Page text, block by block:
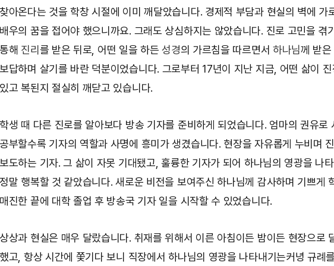
찾아온다는 것을 학창 시절에 이미 깨달았습니다. 경제적 부담과 현실의 벽에 가
배우의 꿈을 접어야 했으니까요. 그래도 상심하지는 않았습니다. 진로 고민을 겪
통해 진리 를 받은 뒤로, 어떤 일을 하든성경의 가르침을 따르면서 하나님께 받은
보답하며 살기를 바란 덕분이었습니다. 그로부터 17년이 지난 지금, 어떤 삶이 진
있고 복된지 절실히 깨닫고 있습니다.
학생 때 다른 진로를 알아보다 방송 기자를 준비하게 되었습니다. 엄마의 권유로
공부할수록 기자의 역할과 사명에 흥미가 생겼습니다. 현장을 자유롭게 누비며
보도하는 기자. 그 삶이 자못 기대됐고, 훌륭한 기자가 되어 하나님의 영광을 나
정말 행복할 것 같았습니다. 새로운 비전을 보여주신 하나님께 감사하며 기쁘게
매진한 끝에 대학 졸업 후 방송국 기자 일을 시작할 수 있었습니다.
상상과 현실은 매우 달랐습니다. 취재를 위해서 이른 아침이든 밤이든 현장으로
했고, 항상 시간에 쫓기다 보니 직장에서 하나님의 영광을 나타내기는커녕 규례